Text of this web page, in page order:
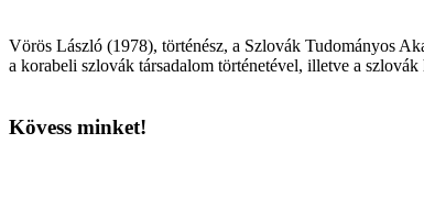
Vörös László (1978), történész, a Szlovák Tudományos
a korabeli szlovák társadalom történetével, illetve a
Kövess minket!